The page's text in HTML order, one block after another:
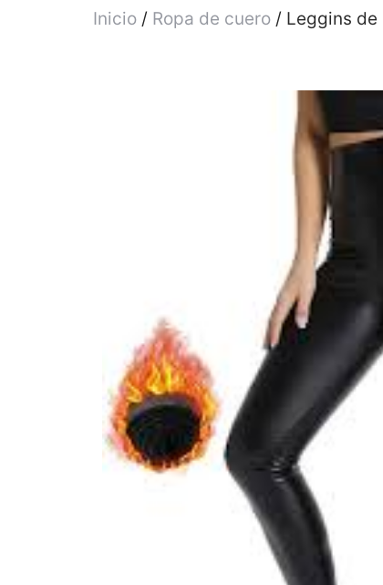
Inicio / Ropa de cuero / Leggins de